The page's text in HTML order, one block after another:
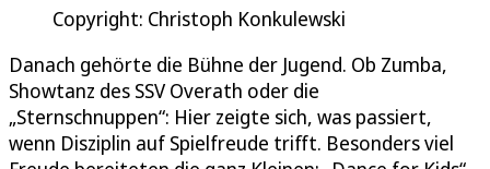
Copyright: Christoph Konkulewski
Danach gehörte die Bühne der Jugend. Ob Zumba,
Showtanz des SSV Overath oder die
„Sternschnuppen“: Hier zeigte sich, was passiert,
wenn Disziplin auf Spielfreude trifft. Besonders viel